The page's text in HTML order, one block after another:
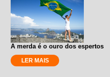
A merda é o ouro dos espertos
LER MAIS